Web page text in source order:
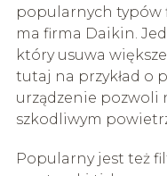
popularnych typów
ma firma Daikin.
który usuwa
tutaj na przykład o
urządzenie pozwoli
szkodliwym
Popularny jest też